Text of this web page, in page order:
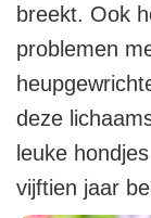
breekt. Ook
problemen
deze
leuke
vijftien jaar